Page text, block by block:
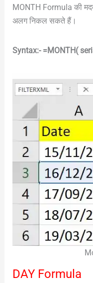
MONTH Formula की
अलग निकल सकते हैं।
Syntax:- =MONTH(
DAY Formula